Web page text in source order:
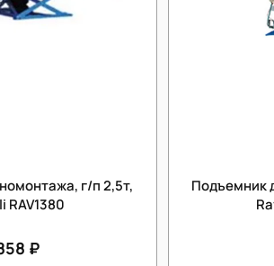
г/п 2,5т,
RAV1380
₽
Подъемник